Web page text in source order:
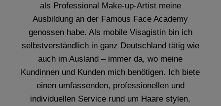
als Professional Make-up-Artist meine
Ausbildung an der Famous Face Academy
genossen habe. Als mobile Visagistin bin ich
selbstverständlich in ganz Deutschland tätig wie
auch im Ausland – immer da, wo meine
Kundinnen und Kunden mich benötigen. Ich biete
einen umfassenden, professionellen und
individuellen Service rund um Haare stylen,